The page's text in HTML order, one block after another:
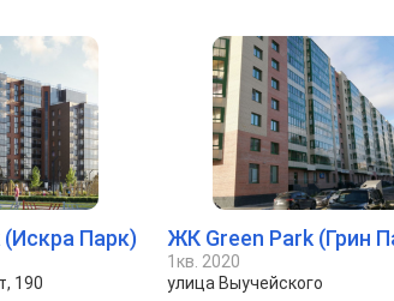
Парк)
190
ЖК Green Park (Грин
1кв. 2020
улица Выучейского